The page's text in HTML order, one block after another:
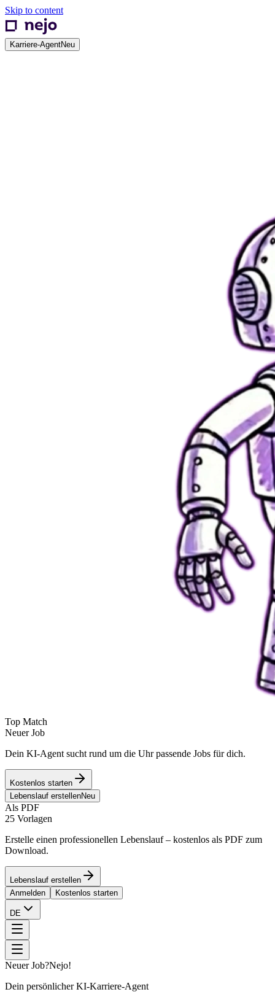
Skip to content
Karriere-AgentNeu
Top Match
Neuer Job
Dein KI-Agent sucht rund um die Uhr passende Jobs für dich.
Kostenlos starten
Lebenslauf erstellenNeu
Als PDF
25 Vorlagen
Erstelle einen professionellen Lebenslauf – kostenlos als PDF zum
Download.
Lebenslauf erstellen
Anmelden
Kostenlos starten
DE
Neuer Job?Nejo!
Dein persönlicher KI-Karriere-Agent